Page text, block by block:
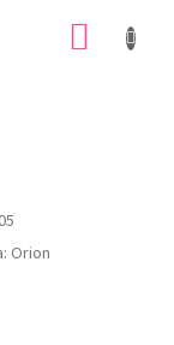
Orion